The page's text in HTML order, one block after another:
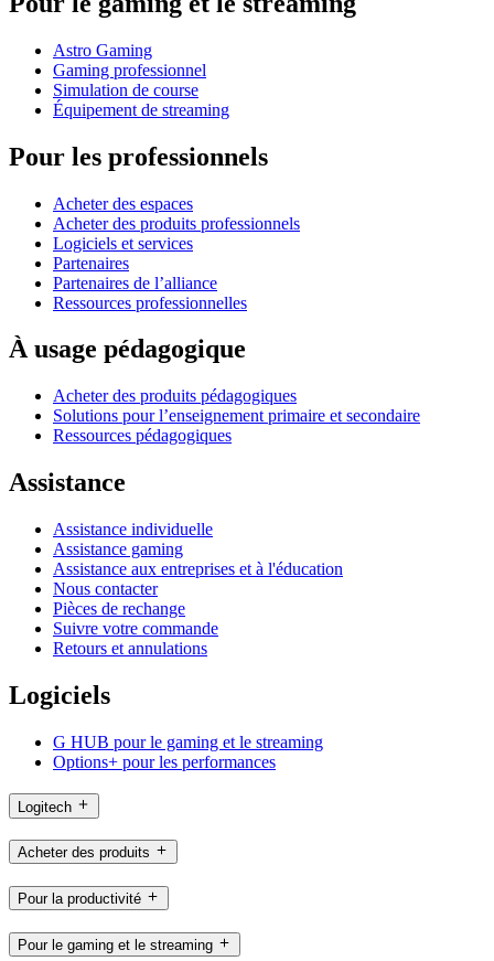
Astro Gaming
Gaming professionnel
Simulation de course
Équipement de streaming
Pour les professionnels
Acheter des espaces
Acheter des produits professionnels
Logiciels et services
Partenaires
Partenaires de l’alliance
Ressources professionnelles
À usage pédagogique
Acheter des produits pédagogiques
Solutions pour l’enseignement primaire et secondaire
Ressources pédagogiques
Assistance
Assistance individuelle
Assistance gaming
Assistance aux entreprises et à l'éducation
Nous contacter
Pièces de rechange
Suivre votre commande
Retours et annulations
Logiciels
G HUB pour le gaming et le streaming
Options+ pour les performances
Logitech
Acheter des produits
Pour la productivité
Pour le gaming et le streaming